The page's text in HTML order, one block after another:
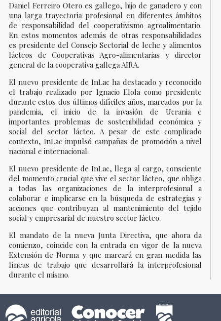
Daniel Ferreiro Otero es gallego, hijo de ganadero y con
una larga trayectoria profesional en diferentes ámbitos
de responsabilidad del cooperativismo agroalimentario.
En estos momentos además de otras responsabilidades
es presidente del Consejo Sectorial de leche y alimentos
lácteos de Cooperativas Agro-alimentarias y director
general de la cooperativa gallega AIRA.
El nuevo presidente de InLac ha destacado y reconocido
el trabajo realizado por Ignacio Elola como presidente
durante estos dos últimos difíciles años, marcados por la
pandemia, el inicio de la invasión de Ucrania e
importantes problemas de sostenibilidad económica y
social del sector lácteo. A pesar de este complicado
contexto, InLac impulsó campañas de promoción a nivel
nacional e internacional.
El nuevo presidente de InLac, llega al cargo, consciente
del momento crucial que vive el sector lácteo, que obliga
a todas las organizaciones de la interprofesional a
colaborar e implicarse en la búsqueda de estrategias y
acciones que contribuyan al mantenimiento del tejido
social y empresarial de nuestro sector lácteo.
El mandato de la nueva Junta Directiva, que ahora da
comienzo, coincide con la entrada en vigor de la nueva
Extensión de Norma y que marcará en gran medida las
líneas de trabajo que desarrollará la interprofesional
durante el mismo.